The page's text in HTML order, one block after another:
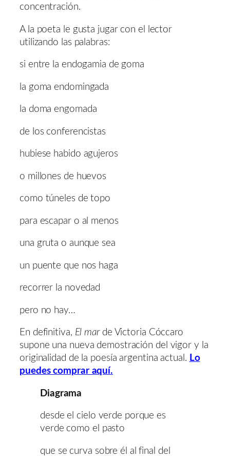
concentración.
A la poeta le gusta jugar con el lector
utilizando las palabras:
si entre la endogamia de goma
la goma endomingada
la doma engomada
de los conferencistas
hubiese habido agujeros
o millones de huevos
como túneles de topo
para escapar o al menos
una gruta o aunque sea
un puente que nos haga
recorrer la novedad
pero no hay…
En definitiva, El marde Victoria Cóccaro
supone una nueva demostración del vigor y la
originalidad de la poesía argentina actual. Lo
puedes comprar aquí.
Diagrama
desde el cielo verde porque es
verde como el pasto
que se curva sobre él al final del